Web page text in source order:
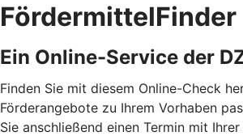
FördermittelFinder
Ein Online-Service der
Finden Sie mit diesem Online-Check
Förderangebote zu Ihrem Vorhaben
Sie anschließend einen Termin mit